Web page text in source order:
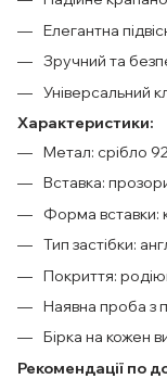
Елегантна
Зручний та
Універсальний
Характеристики:
Метал: срібло
Вставка:
Форма вставки:
Тип застібки:
Покриття:
Наявна проба з
Бірка на кожен
Рекомендації по